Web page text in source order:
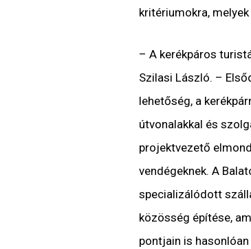
kritériumokra,
– A kerékpáros
Szilasi László. –
lehetőség, a
útvonalakkal és
projektvezető
vendégeknek. A
specializálódott
közösség építése,
pontjain is